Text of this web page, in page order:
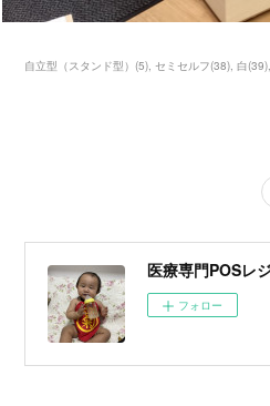
自立型（スタンド型）(5) セミセルフ(38) 白(39)
医療専門POSレ
フォロー